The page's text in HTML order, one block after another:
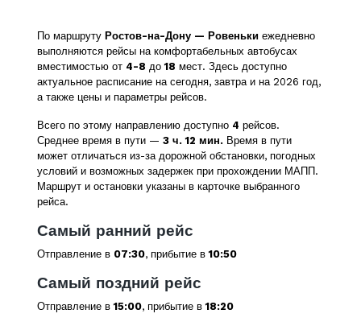
По маршруту Ростов-на-Дону — Ровеньки ежедневно
выполняются рейсы на комфортабельных автобусах
вместимостью от 4-8 до18 мест. Здесь доступно
актуальное расписание на сегодня, завтра и на 2026 год,
а также цены и параметры рейсов.
Всего по этому направлению доступно 4 рейсов.
Среднее время в пути — 3 ч. 12 мин. Время в пути
может отличаться из-за дорожной обстановки, погодных
условий и возможных задержек при прохождении МАПП.
Маршрут и остановки указаны в карточке выбранного
рейса.
Самый ранний рейс
Отправление в 07:30, прибытие в10:50
Самый поздний рейс
Отправление в15:00, прибытие в18:20